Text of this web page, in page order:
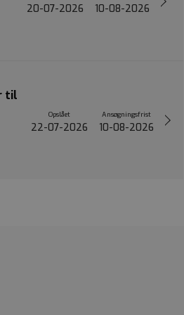
20-07-2026 10-08-2026
til
Opslået
22-07-2026
Ansøgningsfrist
10-08-2026